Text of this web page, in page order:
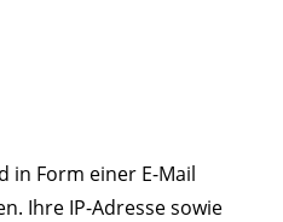
in Form einer E-Mail
Ihre IP-Adresse sowie